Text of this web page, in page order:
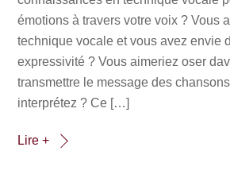
émotions à travers votre voix ? Vous
technique vocale et vous avez envie
expressivité ? Vous aimeriez oser
transmettre le message des
interprétez ? Ce […]
Lire +